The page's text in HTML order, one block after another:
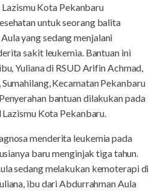
Lazismu Kota Pekanbaru
untuk seorang balita
yang sedang menjalani
sakit leukemia. Bantuan ini
Yuliana di RSUD Arifin Achmad,
Kecamatan Pekanbaru
bantuan dilakukan pada
Kota Pekanbaru.
menderita leukemia pada
baru menginjak tiga tahun.
sedang melakukan kemoterapi di
ibu dari Abdurrahman Aula